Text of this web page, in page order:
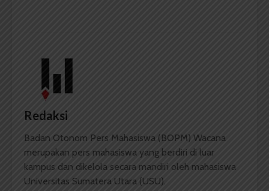
Redaksi
Badan Otonom Pers Mahasiswa (BOPM) Wacana
merupakan pers mahasiswa yang berdiri di luar
kampus dan dikelola secara mandiri oleh mahasiswa
Universitas Sumatera Utara (USU).